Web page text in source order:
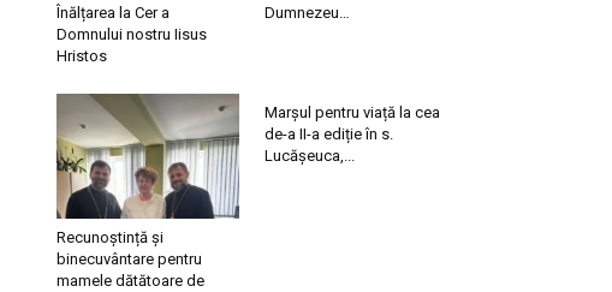
Înălțarea la Cer a
Domnului nostru Iisus
Hristos
Dumnezeu…
Recunoștință și
binecuvântare pentru
mamele dătătoare de
Marșul pentru viață la cea
de-a II-a ediție în s.
Lucășeuca,...